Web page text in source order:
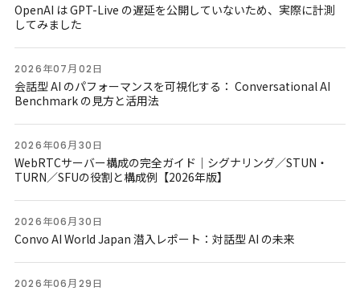
OpenAI は GPT-Live の遅延を公開していないため、実際に計測
してみました
2026年07月02日
会話型 AI のパフォーマンスを可視化する： Conversational AI
Benchmark の見方と活用法
2026年06月30日
WebRTCサーバー構成の完全ガイド｜シグナリング／STUN・
TURN／SFUの役割と構成例【2026年版】
2026年06月30日
Convo AI World Japan 潜入レポート：対話型 AI の未来
2026年06月29日